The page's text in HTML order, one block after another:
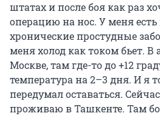
штатах и после боя как раз
операцию на нос. У меня
хронические простудные
меня холод как током бьет. В
Москве, там где-то до +12
температура на 2–3 дня. И я
передумал оставаться.
проживаю в Ташкенте. Там